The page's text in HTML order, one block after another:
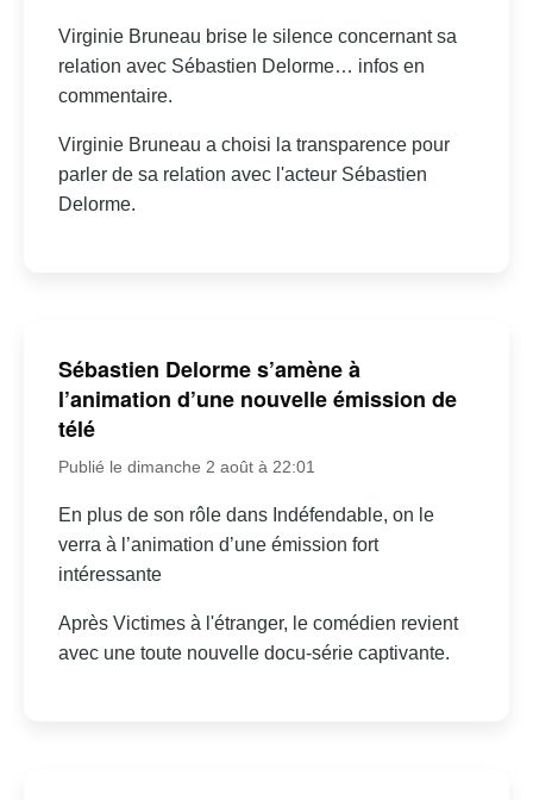
Virginie Bruneau brise le silence concernant sa
relation avec Sébastien Delorme… infos en
commentaire.
Virginie Bruneau a choisi la transparence pour
parler de sa relation avec l'acteur Sébastien
Delorme.
Sébastien Delorme s’amène à
l’animation d’une nouvelle émission de
télé
Publié le dimanche 2 août à 22:01
En plus de son rôle dans Indéfendable, on le
verra à l’animation d’une émission fort
intéressante
Après Victimes à l'étranger, le comédien revient
avec une toute nouvelle docu-série captivante.